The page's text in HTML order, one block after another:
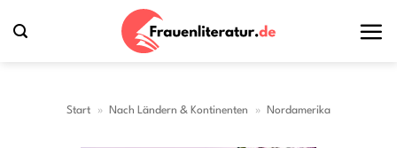
Inhalt
Start » Nach Ländern & Kontinenten » Nordamerika